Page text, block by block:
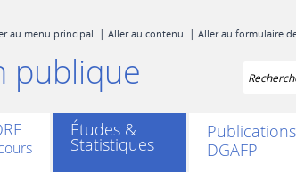
au menu principal Aller au contenu Aller au formulaire
publique
Études &
Statistiques
Publications
DGAFP